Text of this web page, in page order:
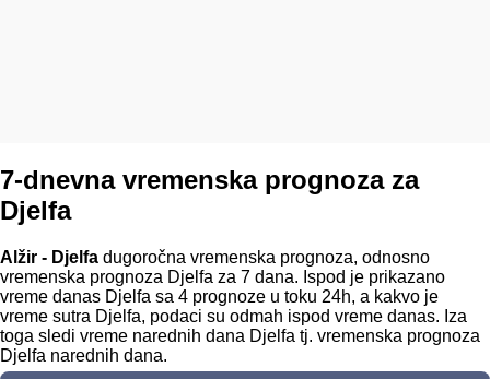
7-dnevna vremenska prognoza za
Djelfa
Alžir - Djelfa dugoročna vremenska prognoza, odnosno
vremenska prognoza Djelfa za 7 dana. Ispod je prikazano
vreme danas Djelfa sa 4 prognoze u toku 24h, a kakvo je
vreme sutra Djelfa, podaci su odmah ispod vreme danas. Iza
toga sledi vreme narednih dana Djelfa tj. vremenska prognoza
Djelfa narednih dana.